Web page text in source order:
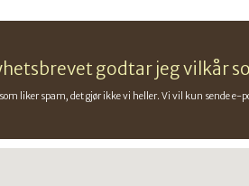
godtar jeg vilkår
som liker spam, det gjør ikke vi heller. Vi vil kun sende